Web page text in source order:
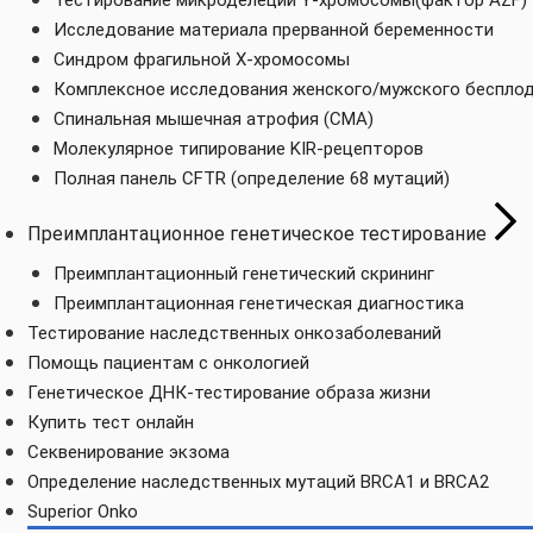
Исследование материала прерванной беременности
Синдром фрагильной Х-хромосомы
Комплексное исследования женского/мужского
Спинальная мышечная атрофия (СМА)
Молекулярное типирование KIR-рецепторов
Полная панель CFTR (определение 68 мутаций)
Преимплантационное генетическое тестирование
Преимплантационный генетический скрининг
Преимплантационная генетическая диагностика
Тестирование наследственных онкозаболеваний
Помощь пациентам с онкологией
Генетическое ДНК-тестирование образа жизни
Купить тест онлайн
Секвенирование экзома
Определение наследственных мутаций BRCA1 и BRCA2
Superior Onko